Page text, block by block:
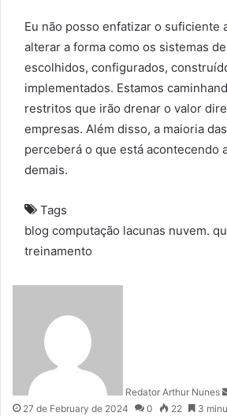
Eu não posso enfatizar o suficiente
alterar a forma como os sistemas
escolhidos, configurados,
implementados. Estamos
restritos que irão drenar o valor
empresas. Além disso, a maioria
perceberá o que está acontecendo
demais.
Tags
blog computação lacunas nuvem.
treinamento
Redator Arthur Nunes
27 de February de 2024 0 22 3